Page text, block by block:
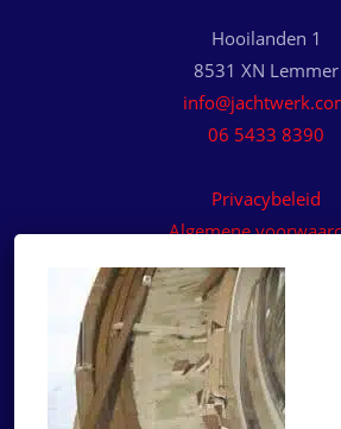
Hooilanden 1
8531 XN Lemmer
06 5433 8390
Privacybeleid
Algemene
Algemene voorwaarden
Offerte
Wilt u een prijsvoorstel op maat
een kunststof teakdek voor uw